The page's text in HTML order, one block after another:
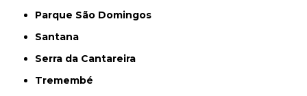
Parque São Domingos
Santana
Serra da Cantareira
Tremembé